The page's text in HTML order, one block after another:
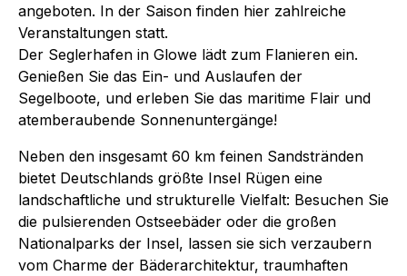
angeboten. In der Saison finden hier zahlreiche
Veranstaltungen statt.
Der Seglerhafen in Glowe lädt zum Flanieren ein.
Genießen Sie das Ein- und Auslaufen der
Segelboote, und erleben Sie das maritime Flair und
atemberaubende Sonnenuntergänge!
Neben den insgesamt 60 km feinen Sandstränden
bietet Deutschlands größte Insel Rügen eine
landschaftliche und strukturelle Vielfalt: Besuchen Sie
die pulsierenden Ostseebäder oder die großen
Nationalparks der Insel, lassen sie sich verzaubern
vom Charme der Bäderarchitektur, traumhaften